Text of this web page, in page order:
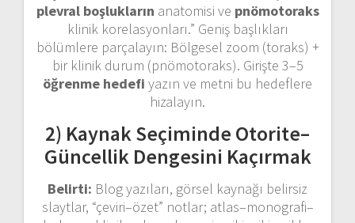
plevral boşlukların anatomisi ve pnömotoraks
klinik korelasyonları.” Geniş başlıkları
bölümlere parçalayın: Bölgesel zoom (toraks) +
bir klinik durum (pnömotoraks). Girişte 3–5
öğrenme hedefi yazın ve metni bu hedeflere
hizalayın.
2) Kaynak Seçiminde Otorite–
Güncellik Dengesini Kaçırmak
Belirti: Blog yazıları, görsel kaynağı belirsiz
slaytlar, “çeviri–özet” notlar; atlas–monografi–